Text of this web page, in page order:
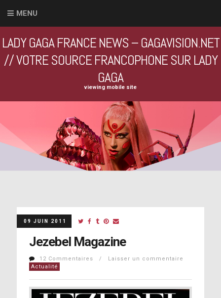
MENU
LADY GAGA FRANCE NEWS – GAGAVISION.NET
// VOTRE SOURCE FRANCOPHONE SUR LADY
GAGA
viewing mobile site
09 JUIN 2011
Jezebel Magazine
12 Commentaires / Laisser un commentaire
Actualité